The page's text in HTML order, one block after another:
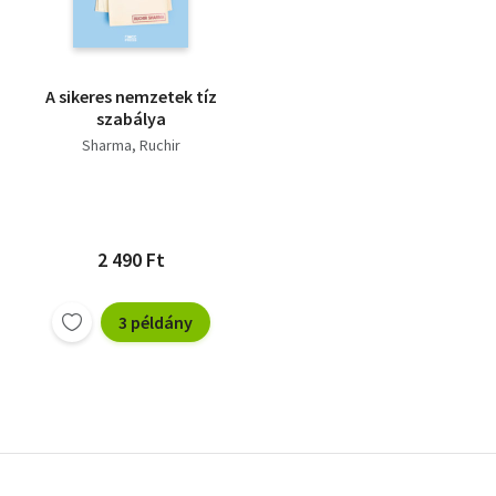
A sikeres nemzetek tíz
szabálya
Sharma, Ruchir
2 490 Ft
3 példány